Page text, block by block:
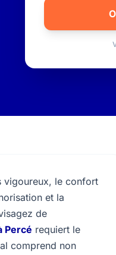
vigoureux, le confort
et la
de
Percé requiert le
comprend non